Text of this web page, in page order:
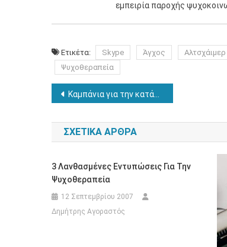
εμπειρία παροχής
Ετικέτα: Skype Άγχος Αλτσχάιμερ
Ψυχοθεραπεία
Πλοήγηση
άρθρων
Καμπάνια για την κατάργηση των μηχανικών καθηλώσεων
ΣΧΕΤΙΚΆ ΆΡΘΡΑ
3 Λανθασμένες Εντυπώσεις Για Την
Ψυχοθεραπεία
12 Σεπτεμβρίου 2007
Δημήτρης Αγοραστός